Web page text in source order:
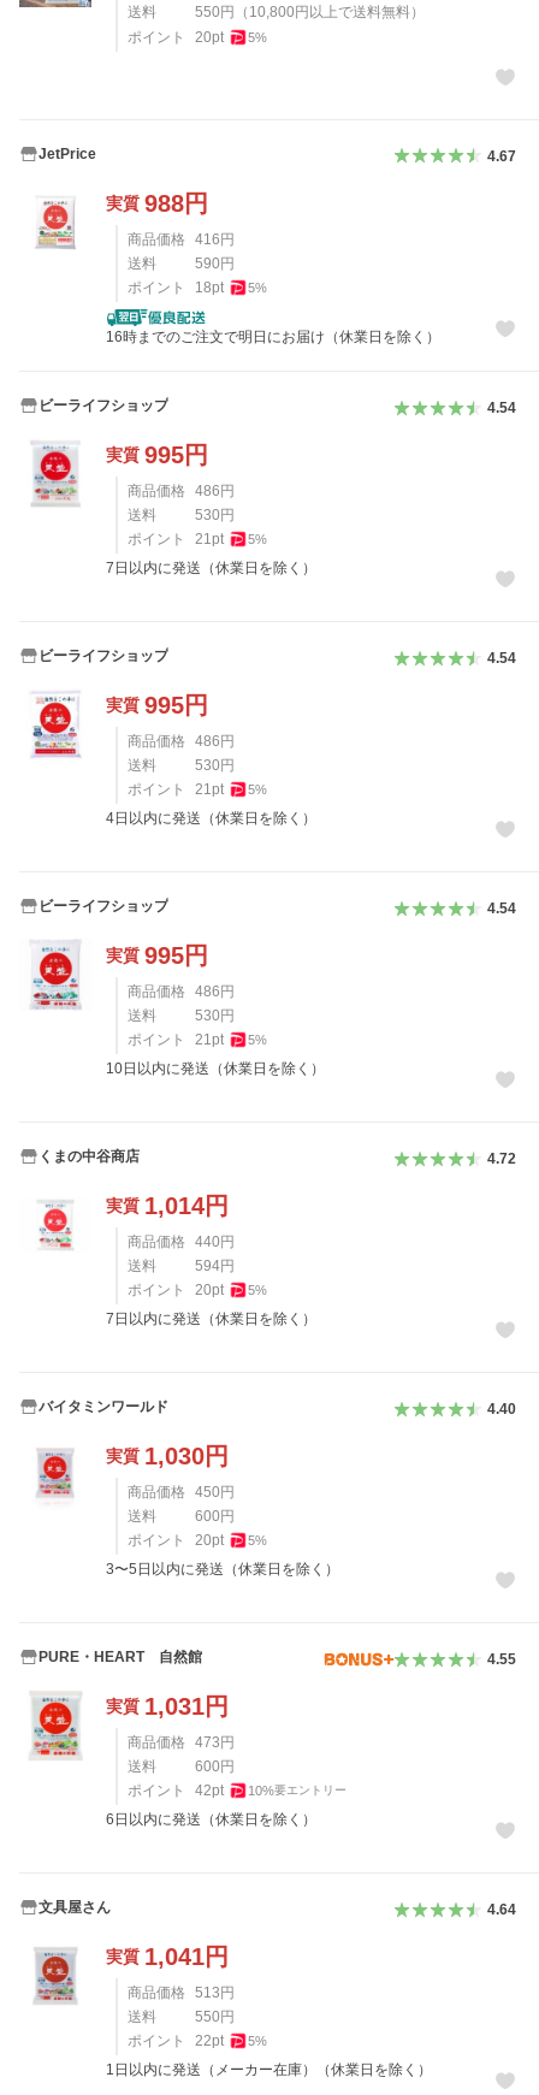
送料
550円 （ 10,800円以上で送料無料）
ポイント
20pt 5%
JetPrice 4.67
実質 988円
商品価格 416円
送料
590円
ポイント
18pt 5%
16時までのご注文で明日にお届け（休業日を除く）
ビーライフショップ 4.54
実質 995円
商品価格 486 円
送料
530 円
ポイント
21pt 5%
7日以内に発送（休業日を除く）
ビーライフショップ 4.54
実質 995円
商品価格 486 円
送料
530 円
ポイント
21pt 5%
4日以内に発送（休業日を除く）
ビーライフショップ 4.54
実質 995円
商品価格 486 円
送料
530 円
ポイント
21pt 5%
10日以内に発送（休業日を除く）
くまの中谷商店 4.72
実質 1,014円
商品価格 440 円
送料
594円
ポイント
20pt 5%
7日以内に発送（休業日を除く）
バイタミンワールド 4.40
実質 1,030円
商品価格 450 円
送料
600 円
ポイント
20pt 5%
3〜5日以内に発送（休業日を除く）
PURE・HEART 自然館 4.55
実質 1,031円
商品価格 473 円
送料
600 円
ポイント
42pt 10%要エントリー
6日以内に発送（休業日を除く）
文具屋さん 4.64
実質 1,041円
商品価格 513 円
送料
550 円
ポイント
22pt 5%
1日以内に発送（メーカー在庫）（休業日を除く）